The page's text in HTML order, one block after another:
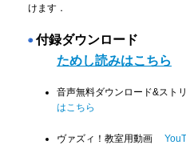
けます．
◉ 付録ダウンロード
ためし読みはこちら
音声無料ダウンロード&スト
はこちら
ヴァズィ！教室用動画